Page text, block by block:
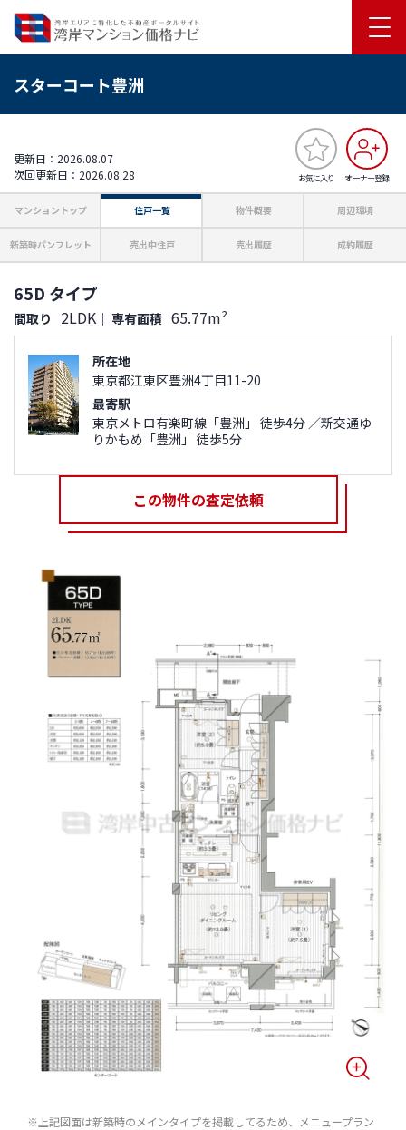
スターコート豊洲
お気に入り オーナー登録
更新日：2026.08.07
次回更新日：2026.08.28
マンショントップ 住戸一覧 物件概要 周辺環境
新築時パンフレット 売出中住戸 売出履歴 成約履歴
65D タイプ
間取り 2LDK ｜ 専有面積 65.77m²
所在地
東京都江東区豊洲4丁目11-20
最寄駅
東京メトロ有楽町線「豊洲」 徒歩4分 ／新交通ゆ
りかもめ「豊洲」 徒歩5分
この物件の査定依頼
※上記図面は新築時のメインタイプを掲載してるため、メニュープラン